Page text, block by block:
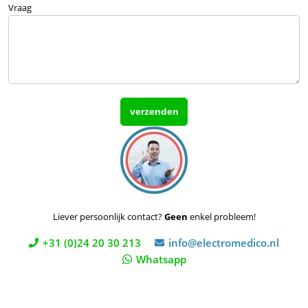
Vraag
Liever persoonlijk contact?Geen enkel probleem!
+31 (0)24 20 30 213
info@electromedico.nl
Whatsapp